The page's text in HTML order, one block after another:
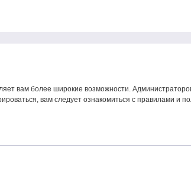
вам более широкие возможности.
вам следует ознакомиться с правилами и